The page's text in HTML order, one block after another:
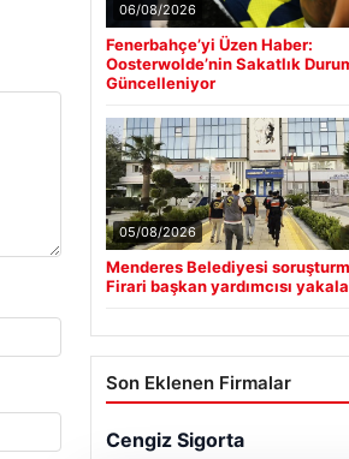
06/08/2026
Fenerbahçe’yi Üzen Haber:
Oosterwolde’nin Sakatlık
Güncelleniyor
05/08/2026
Menderes Belediyesi
Firari başkan yardımcısı
Son Eklenen Firmalar
Cengiz Sigorta